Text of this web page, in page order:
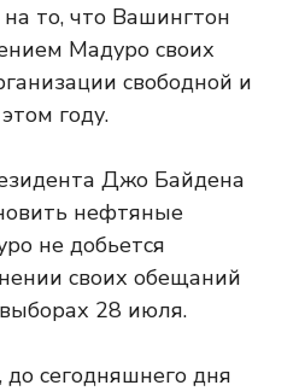
то, что Вашингтон
Мадуро своих
свободной и
году.
Джо Байдена
нефтяные
не добьется
своих обещаний
28 июля.
сегодняшнего дня